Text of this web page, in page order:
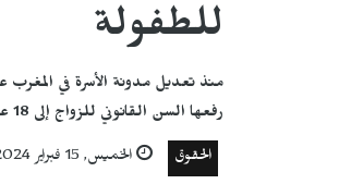
للطفولة
رفعها السن القانوني للزواج إلى 18 عاماً.
الحقوق الخميس, 15 فبراير 2024, 07:11